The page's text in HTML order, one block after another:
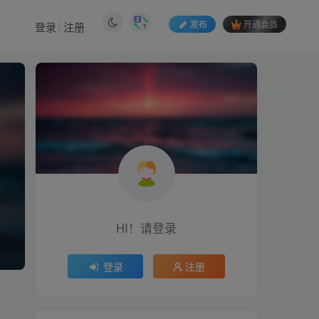
发布 开通会员
登录 注册
HI！请登录
登录 注册